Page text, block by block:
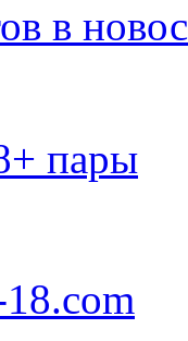
в
пары